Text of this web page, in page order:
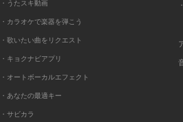
・うたスキ動画
・カラオケで楽器を弾こう
・歌いたい曲をリクエスト
・キョクナビアプリ
・オートボーカルエフェクト
・あなたの最適キー
・サビカラ